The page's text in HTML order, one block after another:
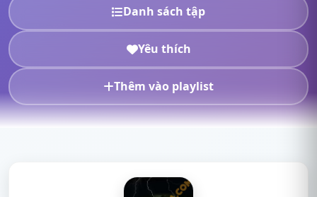
Danh sách tập
Yêu thích
Thêm vào playlist